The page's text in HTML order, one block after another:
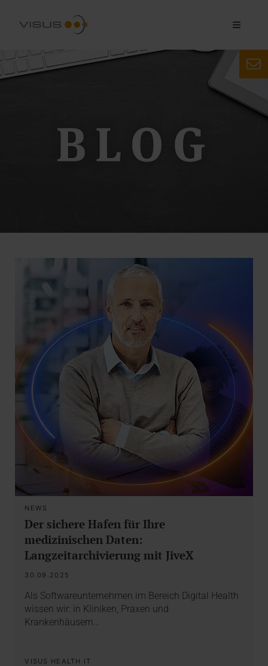
NEWS
Der sichere Hafen für Ihre
medizinischen Daten:
Langzeitarchivierung mit JiveX
30.09.2025
Als Softwareunternehmen im Bereich Digital Health
wissen wir: in Kliniken, Praxen und
Krankenhäusern…
VISUS HEALTH IT